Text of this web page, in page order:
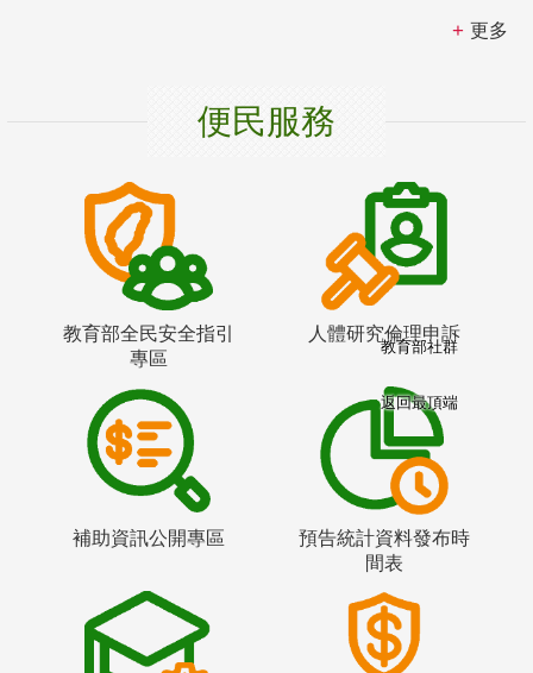
更多
便民服務
教育部全民安全指引
專區
人體研究倫理申訴
補助資訊公開專區
預告統計資料發布時
間表
教育部社群
返回最頂端